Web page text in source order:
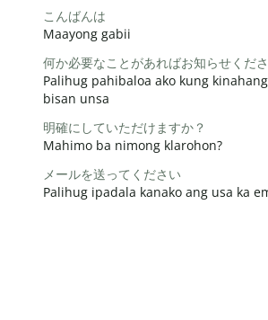
こんばんは
Maayong gabii
何か必要なことがあればお知らせくだ
Palihug pahibaloa ako kung
bisan unsa
明確にしていただけますか？
Mahimo ba nimong klarohon?
メールを送ってください
Palihug ipadala kanako ang usa ka